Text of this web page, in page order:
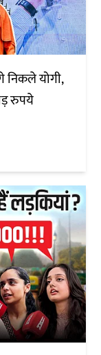
निकले योगी,
रुपये